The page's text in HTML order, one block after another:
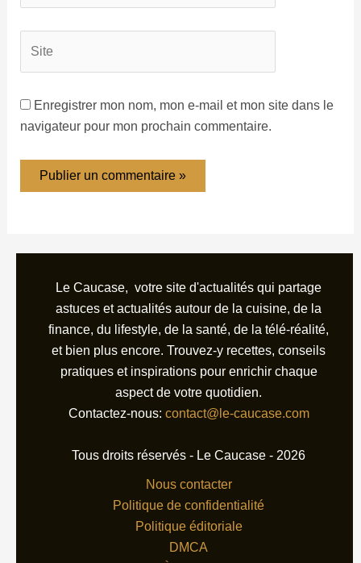
Enregistrer mon nom, mon e-mail et mon site dans le
navigateur pour mon prochain commentaire.
Le Caucase, votre site d'actualités qui partage
astuces et actualités autour de la cuisine, de la
finance, du lifestyle, de la santé, de la télé-réalité,
et bien plus encore. Trouvez-y recettes, conseils
pratiques et inspirations pour enrichir chaque
aspect de votre quotidien.
Contactez-nous: contact@le-caucase.com
Tous droits réservés - Le Caucase - 2026
Nous contacter
Politique de confidentialité
Politique éditoriale
DMCA